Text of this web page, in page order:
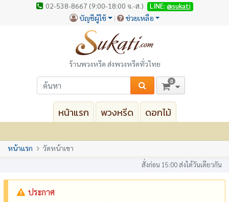
02-538-8667 (9:00-18:00 จ.-ส.) LINE: @sukati
บัญชีผู้ใช้ ช่วยเหลือ
ร้านพวงหรีด ส่งพวงหรีดทั่วไทย
0
หน้าแรก พวงหรีด ดอกไม้
หน้าแรก วัดหน้าเขา
สั่งก่อน 15:00 ส่งได้วันเดียวกัน
ประกาศ